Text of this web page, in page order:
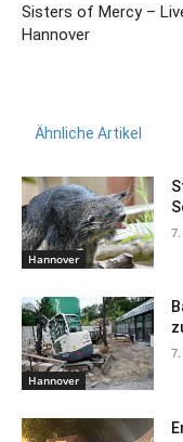
Sisters of Mercy –
Hannover
Ähnliche Artikel
Hannover
Hannover